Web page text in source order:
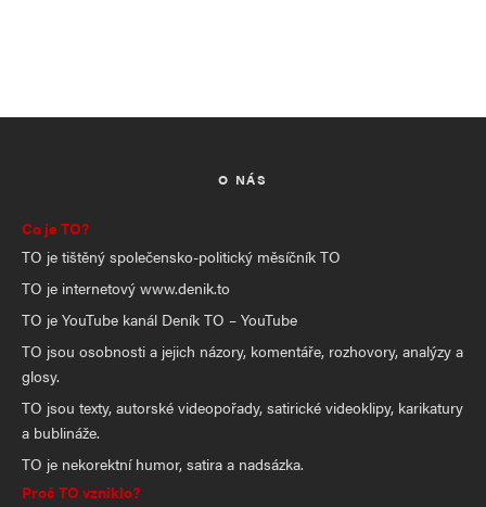
O NÁS
Co je TO?
TO je tištěný společensko-politický měsíčník TO
TO je internetový www.denik.to
TO je YouTube kanál Deník TO – YouTube
TO jsou osobnosti a jejich názory, komentáře, rozhovory, analýzy a
glosy.
TO jsou texty, autorské videopořady, satirické videoklipy, karikatury
a bublináže.
TO je nekorektní humor, satira a nadsázka.
Proč TO vzniklo?